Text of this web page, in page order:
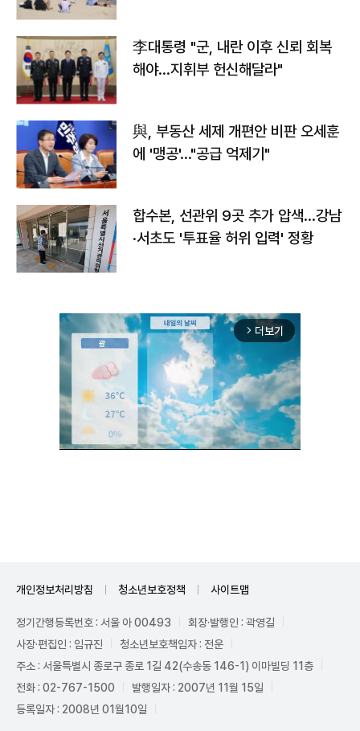
李대통령 "군, 내란 이후 신뢰 회복
해야…지휘부 헌신해달라"
與, 부동산 세제 개편안 비판 오세훈
에 '맹공'…"공급 억제기"
합수본, 선관위 9곳 추가 압색…강남
·서초도 '투표율 허위 입력' 정황
arrow_forward_ios 더보기
개인정보처리방침 청소년보호정책 사이트맵
정기간행등록번호 : 서울 아 00493
회장·발행인 : 곽영길
사장·편집인 : 임규진
청소년보호책임자 : 전운
주소 : 서울특별시 종로구 종로 1길 42(수송동 146-1) 이마빌딩 11층
전화 : 02-767-1500
발행일자 : 2007년 11월 15일
등록일자 : 2008년 01월10일